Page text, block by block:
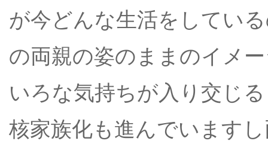
が今どんな生活をしてい
の両親の姿のままのイメ
いろな気持ちが入り交じ
核家族化も進んでいます